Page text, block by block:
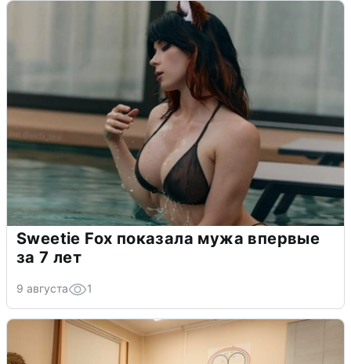
Sweetie Fox показала мужа впервые
за 7 лет
9 августа 1